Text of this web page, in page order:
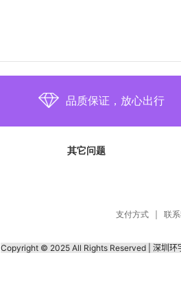
品质保证，放心出行
其它问题
支付方式 联
Copyright © 2025 All Rights Reserved | 深圳环